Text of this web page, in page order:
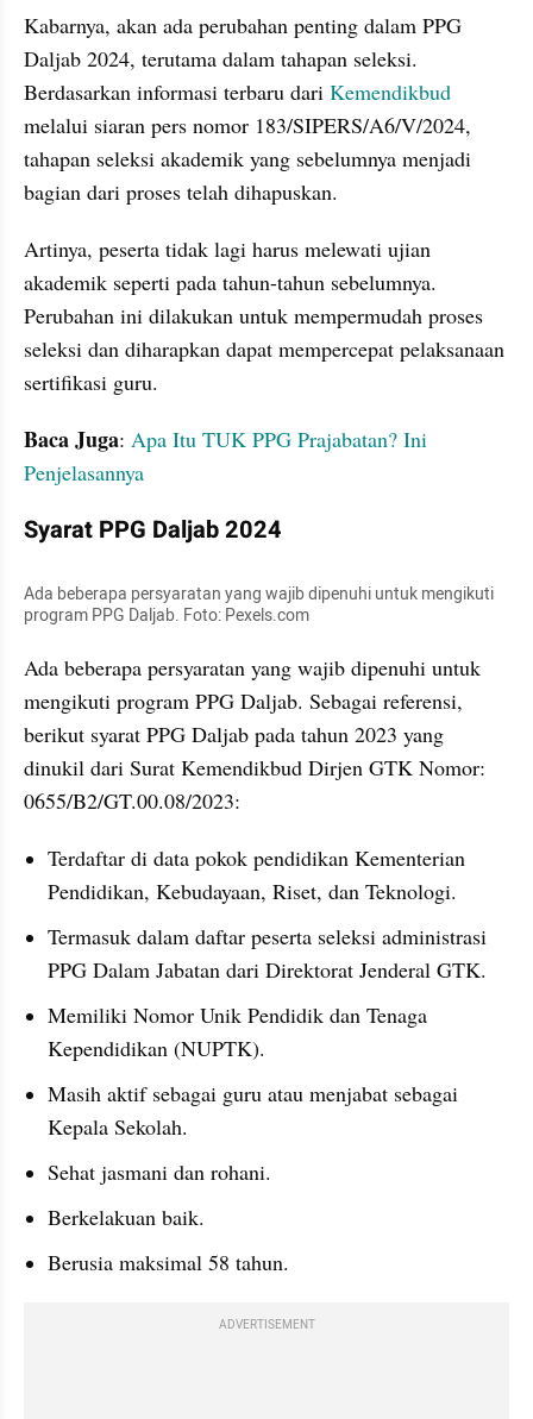
Kabarnya, akan ada perubahan penting dalam PPG
Daljab 2024, terutama dalam tahapan seleksi.
Berdasarkan informasi terbaru dari Kemendikbud
melalui siaran pers nomor 183/SIPERS/A6/V/2024,
tahapan seleksi akademik yang sebelumnya menjadi
bagian dari proses telah dihapuskan.
Artinya, peserta tidak lagi harus melewati ujian
akademik seperti pada tahun-tahun sebelumnya.
Perubahan ini dilakukan untuk mempermudah proses
seleksi dan diharapkan dapat mempercepat pelaksanaan
sertifikasi guru.
Baca Juga: Apa Itu TUK PPG Prajabatan? Ini
Penjelasannya
Syarat PPG Daljab 2024
Ada beberapa persyaratan yang wajib dipenuhi untuk mengikuti
program PPG Daljab. Foto: Pexels.com
Ada beberapa persyaratan yang wajib dipenuhi untuk
mengikuti program PPG Daljab. Sebagai referensi,
berikut syarat PPG Daljab pada tahun 2023 yang
dinukil dari Surat Kemendikbud Dirjen GTK Nomor:
0655/B2/GT.00.08/2023:
Terdaftar di data pokok pendidikan Kementerian
Pendidikan, Kebudayaan, Riset, dan Teknologi.
Termasuk dalam daftar peserta seleksi administrasi
PPG Dalam Jabatan dari Direktorat Jenderal GTK.
Memiliki Nomor Unik Pendidik dan Tenaga
Kependidikan (NUPTK).
Masih aktif sebagai guru atau menjabat sebagai
Kepala Sekolah.
Sehat jasmani dan rohani.
Berkelakuan baik.
Berusia maksimal 58 tahun.
ADVERTISEMENT